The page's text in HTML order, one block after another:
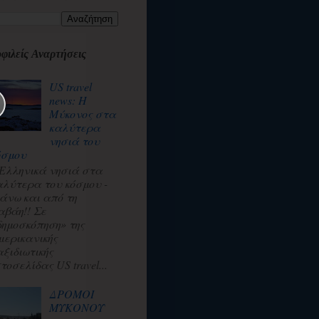
Αναρτήσεις
US travel
news: Η
Μύκονος στα
καλύτερα
νησιά του
Ελληνικά νησιά στα
του κόσμου -
και από τη
Σε
της
US travel...
ΔΡΟΜΟΙ
ΜΥΚΟΝΟΥ